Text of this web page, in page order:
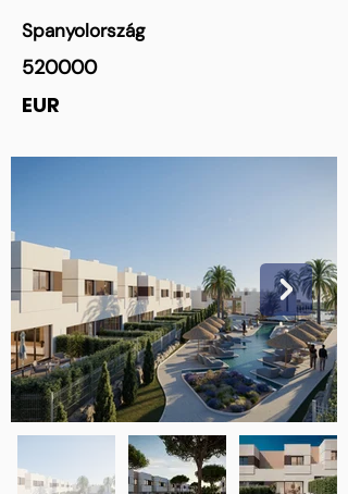
Spanyolország
520000
EUR